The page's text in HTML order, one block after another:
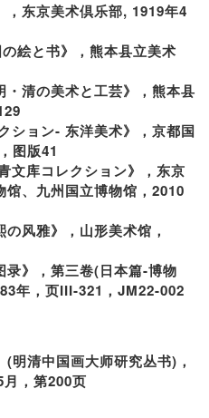
，东京美术倶乐部, 1919年4
絵と书》，熊本县立美术
・清の美术と工芸》，熊本县
ション- 东洋美术》，京都国
图版41
文库コレクション》，东京
馆、九州国立博物馆，2010
の风雅》，山形美术馆，
录》，第三卷(日本篇-博物
年，页III-321，JM22-002
明清中国画大师研究丛书)，
，第200页